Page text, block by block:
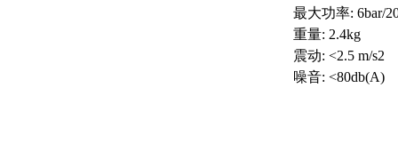
最大功率: 6bar/
重量: 2.4kg
震动: <2.5 m/s2
噪音: <80db(A)